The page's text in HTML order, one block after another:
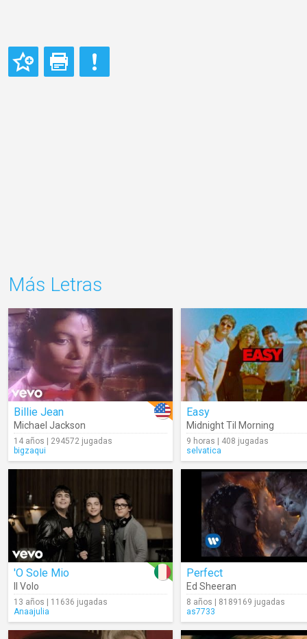
Más Letras
Billie Jean
Michael Jackson
14 años | 294572 jugadas
bigzaqui
Easy
Midnight Til Morning
9 horas | 408 jugadas
selvatica
'O Sole Mio
Il Volo
13 años | 11636 jugadas
Anaajulia
Perfect
Ed Sheeran
8 años | 8189169 jugadas
as7733